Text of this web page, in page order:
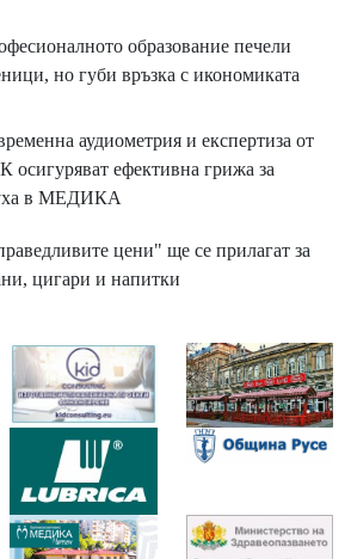
образование печели
но губи връзка с икономиката
аудиометрия и експертиза от
осигуряват ефективна грижа за
в МЕДИКА
цени" ще се прилагат за
цигари и напитки